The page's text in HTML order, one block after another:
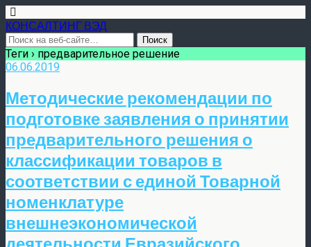
КОНСАЛТИНГ ВЭД
Теги › предварительное решение
06.06.2019
Методические рекомендации по
подготовке заявления о принятии
предварительного решения о
классификации товаров в
соответствии с единой Товарной
номенклатуре
внешнеэкономической